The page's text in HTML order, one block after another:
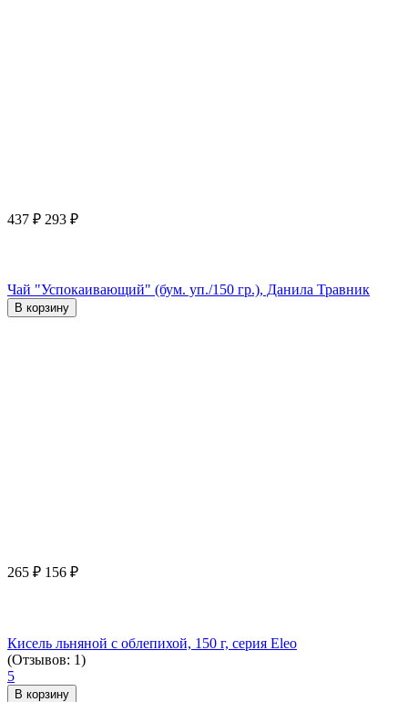
437 ₽ 293 ₽
Чай "Успокаивающий" (бум. уп./150 гр.), Данила Травник
В корзину
265 ₽ 156 ₽
Кисель льняной с облепихой, 150 г, серия Eleo
(Отзывов: 1)
5
В корзину